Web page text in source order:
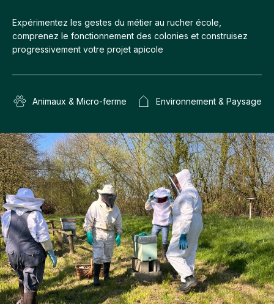
Expérimentez les gestes du métier au rucher école,
comprenez le fonctionnement des colonies et construisez
progressivement votre projet apicole
Animaux & Micro-ferme Environnement & Paysage